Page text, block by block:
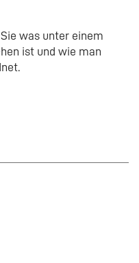
was unter einem
ist und wie man